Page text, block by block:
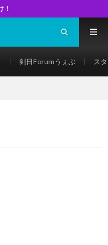
剣日Forumうぇぶ ス